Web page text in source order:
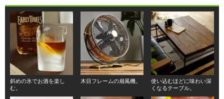
斜めの氷でお酒を楽し
む。
木目フレームの扇風機。
使い込むほどに味わい深
くなるテーブル。